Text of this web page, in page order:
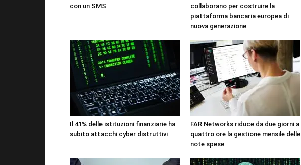
con un SMS
collaborano per costruire la
piattaforma bancaria europea di
nuova generazione
Il 41% delle istituzioni finanziarie ha
subito attacchi cyber distruttivi
FAR Networks riduce da due giorni a
quattro ore la gestione mensile delle
note spese